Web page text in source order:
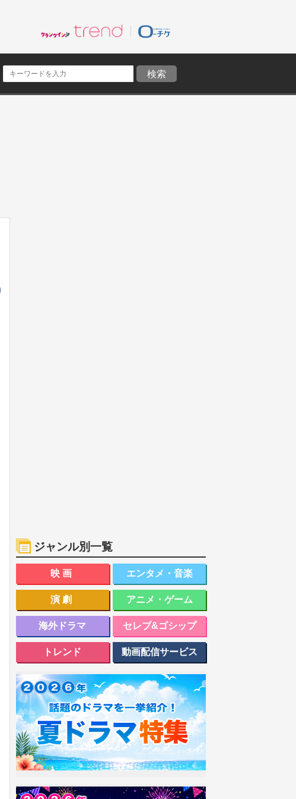
ジャンル別一覧
映画 エンタメ・音楽
演劇 アニメ・ゲーム
海外ドラマ セレブ&ゴシップ
トレンド 動画配信サービス